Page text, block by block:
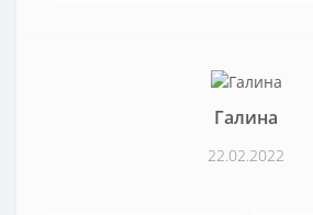
Галина
22.02.2022